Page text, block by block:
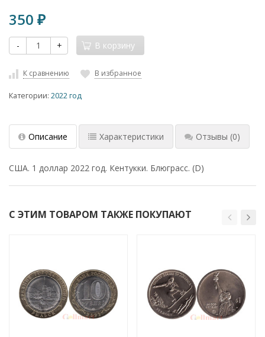
350 ₽
- + В корзину
К сравнению В избранное
Категории: 2022 год
Описание Характеристики Отзывы (0)
США. 1 доллар 2022 год. Кентукки. Блюграсс. (D)
С ЭТИМ ТОВАРОМ ТАКЖЕ ПОКУПАЮТ